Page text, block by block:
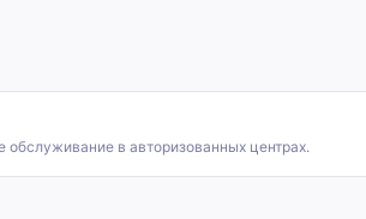
обслуживание в авторизованных центрах.